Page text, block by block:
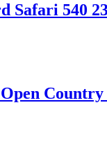
540
Country